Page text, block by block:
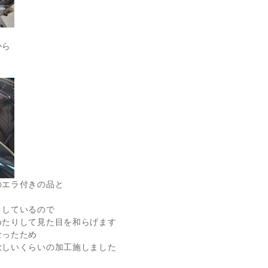
ラ付きの品と
ているので
りして見た目を和らげます
たため
いくらいの加工施しました